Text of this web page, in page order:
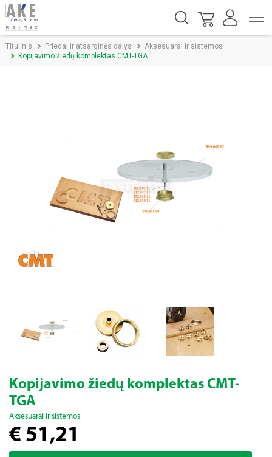
Titulinis Priedai ir atsarginės dalys
Aksesuarai ir sistemos
Kopijavimo žiedų komplektas CMT-TGA
Kopijavimo žiedų komplektas CMT-
TGA
Aksesuarai ir sistemos
€ 51,21